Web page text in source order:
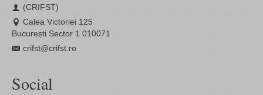
(CRIFST)
Calea Victoriei 125
București Sector 1 010071
crifst@crifst.ro
Social